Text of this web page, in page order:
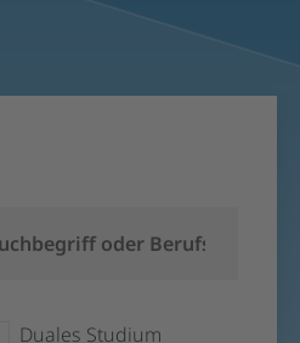
Duales Studium